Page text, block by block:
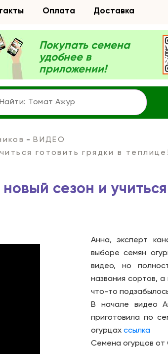
Оплата Доставка
Покупать семена
удобнее в
приложении!
ВИДЕО
готовить грядки в теплице!
сезон и учиться
Анна, эксперт
выборе семян
видео, но
названия сортов, а
что-то
В начале видео
приготовила по
огурцахссылка
Семена огурцов